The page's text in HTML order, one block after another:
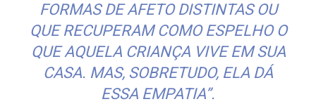
FORMAS DE AFETO DISTINTAS OU
QUE RECUPERAM COMO ESPELHO O
QUE AQUELA CRIANÇA VIVE EM SUA
CASA. MAS, SOBRETUDO, ELA DÁ
ESSA EMPATIA”.